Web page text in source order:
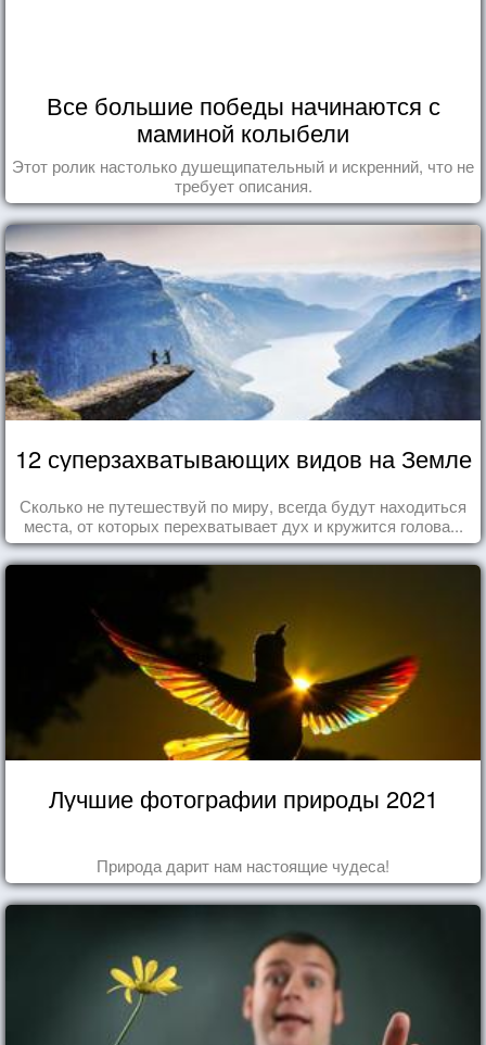
Все большие победы начинаются с
маминой колыбели
Этот ролик настолько душещипательный и искренний, что не
требует описания.
12 суперзахватывающих видов на Земле
Сколько не путешествуй по миру, всегда будут находиться
места, от которых перехватывает дух и кружится голова...
Лучшие фотографии природы 2021
Природа дарит нам настоящие чудеса!